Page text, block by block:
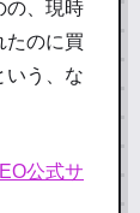
の、現時
たのに買
いう、な
公式サ